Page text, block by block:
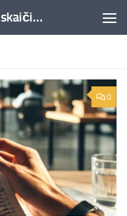
Mokesčiai, mokesčių patarimai, skaičiuoklės, straipsniai -Liepaja.lt
0